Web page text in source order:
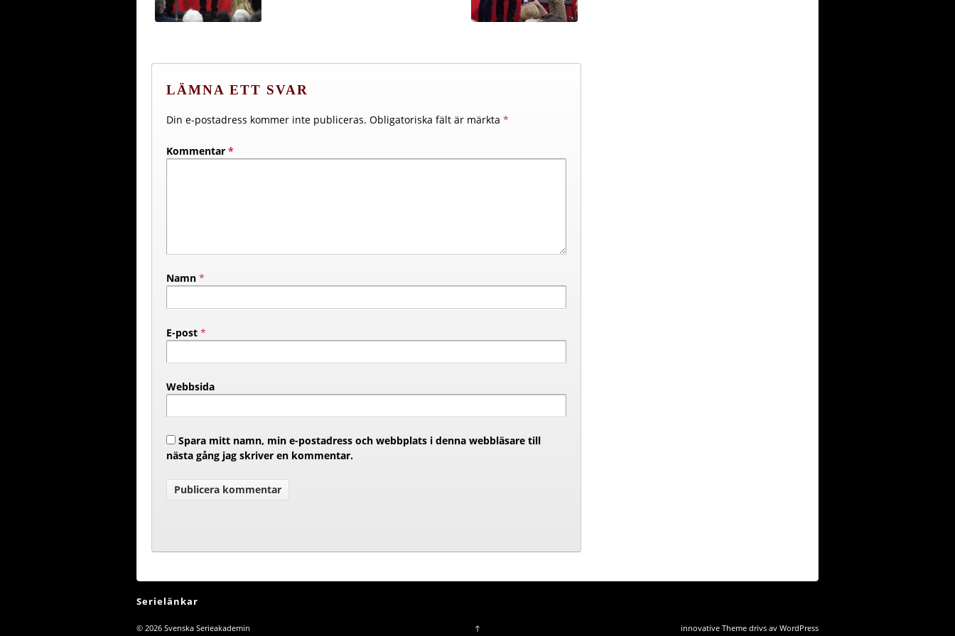
LÄMNA ETT SVAR
Din e-postadress kommer inte publiceras. Obligatoriska fält är märkta *
Kommentar *
Namn *
E-post *
Webbsida
Spara mitt namn, min e-postadress och webbplats i denna webbläsare till
nästa gång jag skriver en kommentar.
Serielänkar
© 2026 Svenska Serieakademin ↑ innovative Themedrivs av WordPress